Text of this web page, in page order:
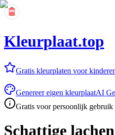
Kleurplaat.top
Gratis kleurplaten voor
Genereer eigen kleurplaatAI
Gratis voor persoonlijk
Schattige